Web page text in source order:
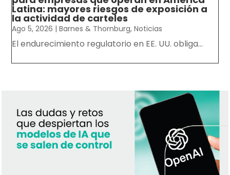
Latina: mayores riesgos de exposición a
la actividad de carteles
Ago 5, 2026 |Barnes & Thornburg,Noticias
El endurecimiento regulatorio en EE. UU. obliga...